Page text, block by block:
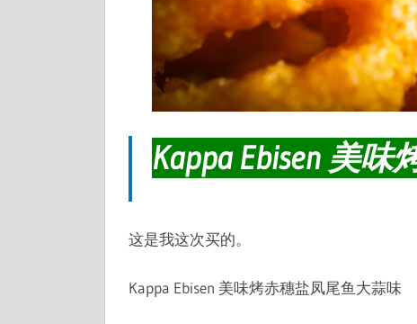
Kappa Ebisen 美
这是我这次买的。
Kappa Ebisen 美味烤赤穗盐凤尾鱼大蒜味